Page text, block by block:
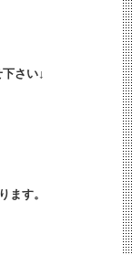
さい↓
ます。